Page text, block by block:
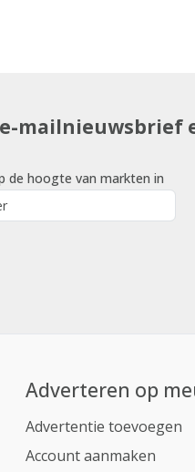
de hoogte van markten in
Adverteren op
Advertentie toevoegen
Account aanmaken